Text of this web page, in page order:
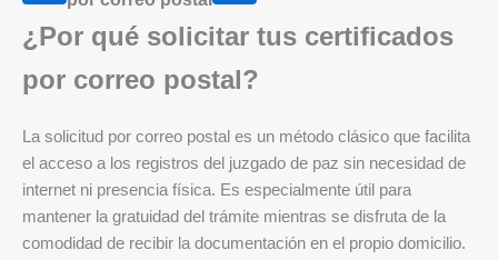
¿Por qué solicitar tus certificados
por correo postal?
La solicitud por correo postal es un método clásico que facilita
el acceso a los registros del juzgado de paz sin necesidad de
internet ni presencia física. Es especialmente útil para
mantener la gratuidad del trámite mientras se disfruta de la
comodidad de recibir la documentación en el propio domicilio.